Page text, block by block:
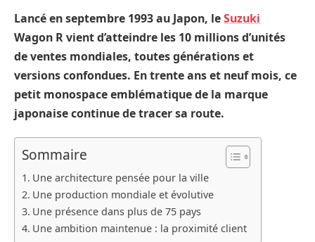
Lancé en septembre 1993 au Japon, leSuzuki
Wagon R vient d’atteindre les 10 millions d’unités
de ventes mondiales, toutes générations et
versions confondues. En trente ans et neuf mois, ce
petit monospace emblématique de la marque
japonaise continue de tracer sa route.
Sommaire
Une architecture pensée pour la ville
Une production mondiale et évolutive
Une présence dans plus de 75 pays
Une ambition maintenue : la proximité client